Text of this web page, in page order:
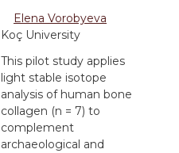
Elena Vorobyeva
Koç University
This pilot study applies
light stable isotope
analysis of human bone
collagen (n = 7) to
complement
archaeological and